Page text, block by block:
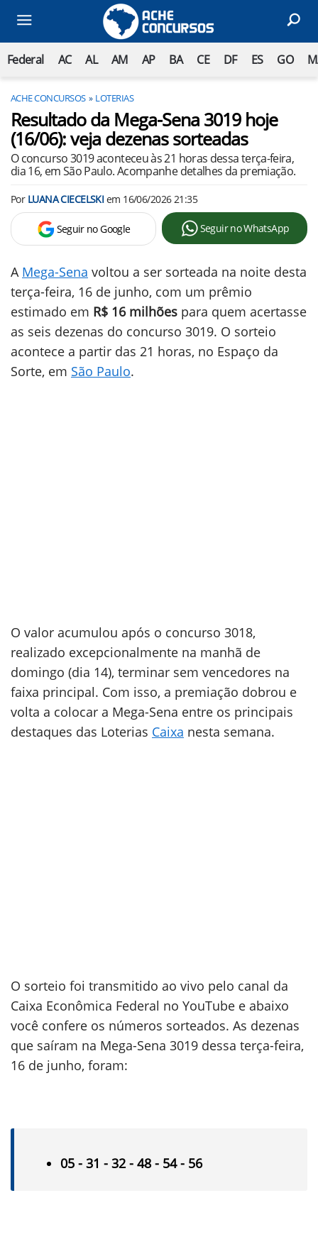
Federal AC AL AM AP BA CE DF ES GO
ACHE CONCURSOS LOTERIAS
Resultado da Mega-Sena 3019 hoje
(16/06): veja dezenas sorteadas
O concurso 3019 aconteceu às 21 horas dessa terça-feira,
dia 16, em São Paulo. Acompanhe detalhes da premiação.
Por LUANA CIECELSKIem 16/06/2026 21:35
Seguir no Google Seguir no WhatsApp
A Mega-Sena voltou a ser sorteada na noite desta
terça-feira, 16 de junho, com um prêmio
estimado em R$ 16 milhões para quem acertasse
as seis dezenas do concurso 3019. O sorteio
acontece a partir das 21 horas, no Espaço da
Sorte, em São Paulo.
O valor acumulou após o concurso 3018,
realizado excepcionalmente na manhã de
domingo (dia 14), terminar sem vencedores na
faixa principal. Com isso, a premiação dobrou e
volta a colocar a Mega-Sena entre os principais
destaques das Loterias Caixa nesta semana.
O sorteio foi transmitido ao vivo pelo canal da
Caixa Econômica Federal no YouTube e abaixo
você confere os números sorteados. As dezenas
que saíram na Mega-Sena 3019 dessa terça-feira,
16 de junho, foram:
05 - 31 - 32 - 48 - 54 - 56